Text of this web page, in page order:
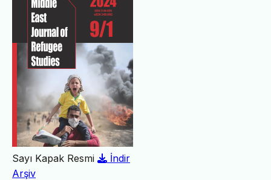
Sayı Kapak Resmi
İndir
Arşiv